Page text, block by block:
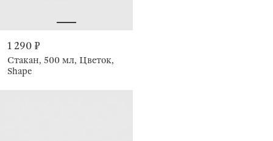
1 290 ₽
Стакан, 500 мл, Цветок,
Shape